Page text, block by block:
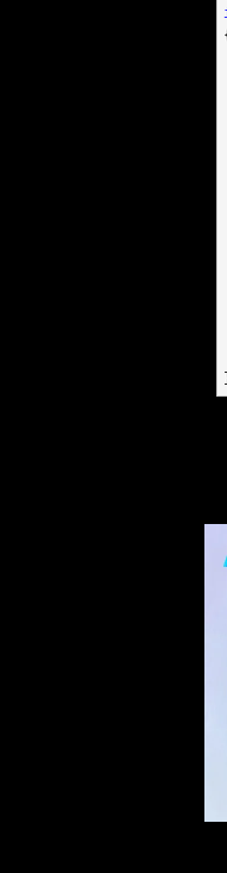
{